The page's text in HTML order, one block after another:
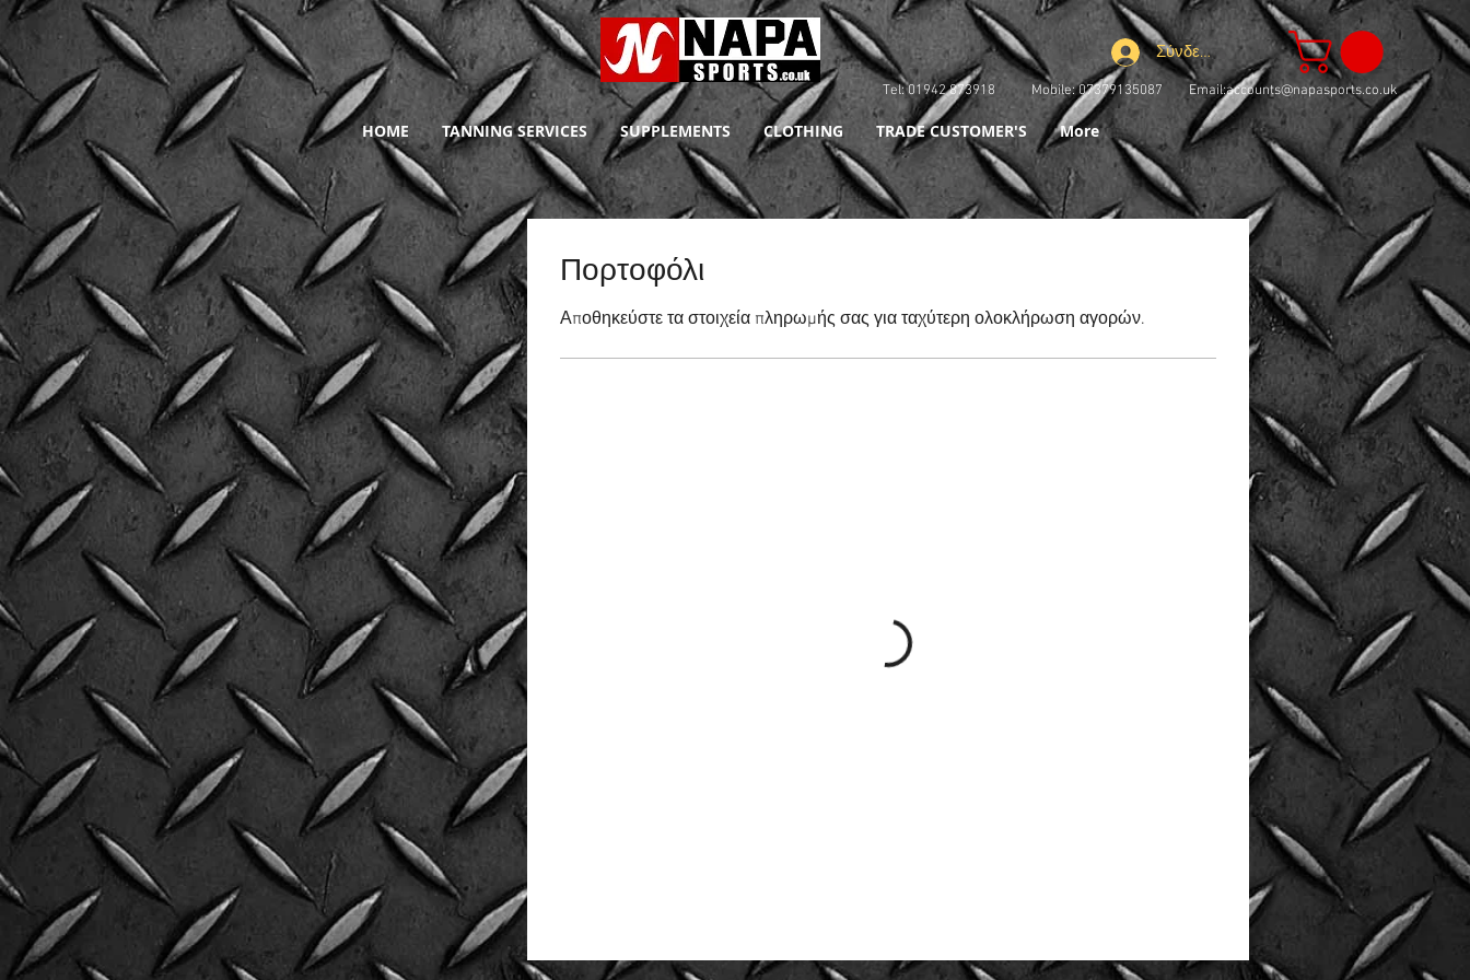
Σύνδεση
Tel: 01942 873918 Mobile: 07379135087 Email:accounts@napasports.co.uk
HOME TANNING SERVICES SUPPLEMENTS CLOTHING TRADE CUSTOMER'S More
Πορτοφόλι
Αποθηκεύστε τα στοιχεία πληρωμής σας για ταχύτερη ολοκλήρωση αγορών.